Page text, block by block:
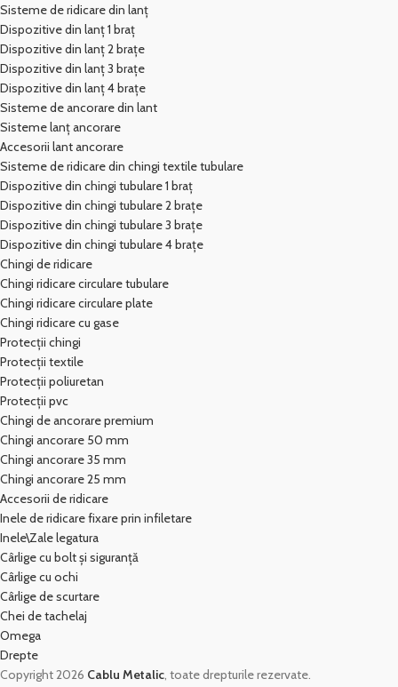
Sisteme de ridicare din lanț
Dispozitive din lanț 1 braț
Dispozitive din lanț 2 brațe
Dispozitive din lanț 3 brațe
Dispozitive din lanț 4 brațe
Sisteme de ancorare din lant
Sisteme lanț ancorare
Accesorii lant ancorare
Sisteme de ridicare din chingi textile tubulare
Dispozitive din chingi tubulare 1 braț
Dispozitive din chingi tubulare 2 brațe
Dispozitive din chingi tubulare 3 brațe
Dispozitive din chingi tubulare 4 brațe
Chingi de ridicare
Chingi ridicare circulare tubulare
Chingi ridicare circulare plate
Chingi ridicare cu gase
Protecții chingi
Protecții textile
Protecții poliuretan
Protecții pvc
Chingi de ancorare premium
Chingi ancorare 50 mm
Chingi ancorare 35 mm
Chingi ancorare 25 mm
Accesorii de ridicare
Inele de ridicare fixare prin infiletare
Inele\Zale legatura
Cârlige cu bolt și siguranță
Cârlige cu ochi
Cârlige de scurtare
Chei de tachelaj
Omega
Drepte
Copyright 2026 Cablu Metalic, toate drepturile rezervate.